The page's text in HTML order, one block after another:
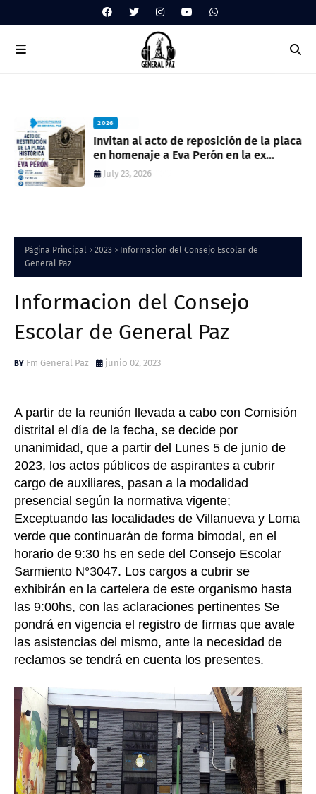
2026
Invitan al acto de reposición de la placa
en homenaje a Eva Perón en la ex
estación del ferrocarril
July 23, 2026
Página Principal 2023
Informacion del Consejo Escolar de
General Paz
Informacion del Consejo
Escolar de General Paz
Fm General Paz junio 02, 2023
A partir de la reunión llevada a cabo con Comisión
distrital el día de la fecha, se decide por
unanimidad, que a partir del Lunes 5 de junio de
2023, los actos públicos de aspirantes a cubrir
cargo de auxiliares, pasan a la modalidad
presencial según la normativa vigente;
Exceptuando las localidades de Villanueva y Loma
verde que continuarán de forma bimodal, en el
horario de 9:30 hs en sede del Consejo Escolar
Sarmiento N°3047. Los cargos a cubrir se
exhibirán en la cartelera de este organismo hasta
las 9:00hs, con las aclaraciones pertinentes Se
pondrá en vigencia el registro de firmas que avale
las asistencias del mismo, ante la necesidad de
reclamos se tendrá en cuenta los presentes.